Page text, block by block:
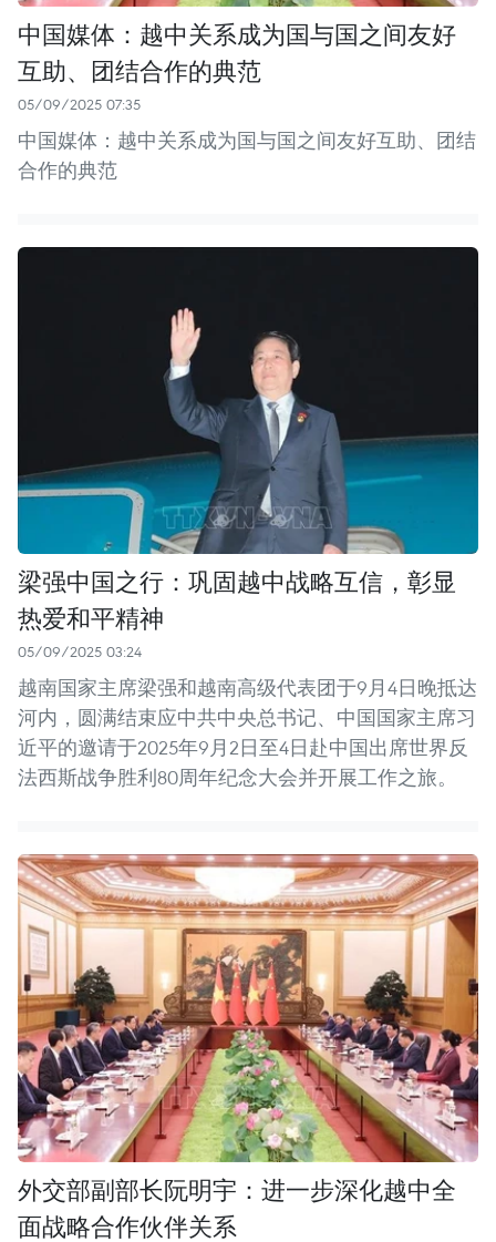
中国媒体：越中关系成为国与国之间友好
互助、团结合作的典范
05/09/2025 07:35
中国媒体：越中关系成为国与国之间友好互助、团结
合作的典范
梁强中国之行：巩固越中战略互信，彰显
热爱和平精神
05/09/2025 03:24
越南国家主席梁强和越南高级代表团于9月4日晚抵达
河内，圆满结束应中共中央总书记、中国国家主席习
近平的邀请于2025年9月2日至4日赴中国出席世界反
法西斯战争胜利80周年纪念大会并开展工作之旅。
外交部副部长阮明宇：进一步深化越中全
面战略合作伙伴关系